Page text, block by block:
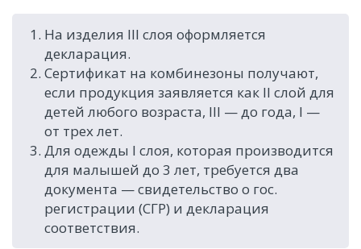
На изделия III слоя оформляется
декларация.
Сертификат на комбинезоны получают,
если продукция заявляется как II слой для
детей любого возраста, III — до года, I —
от трех лет.
Для одежды I слоя, которая производится
для малышей до 3 лет, требуется два
документа — свидетельство о гос.
регистрации (СГР) и декларация
соответствия.